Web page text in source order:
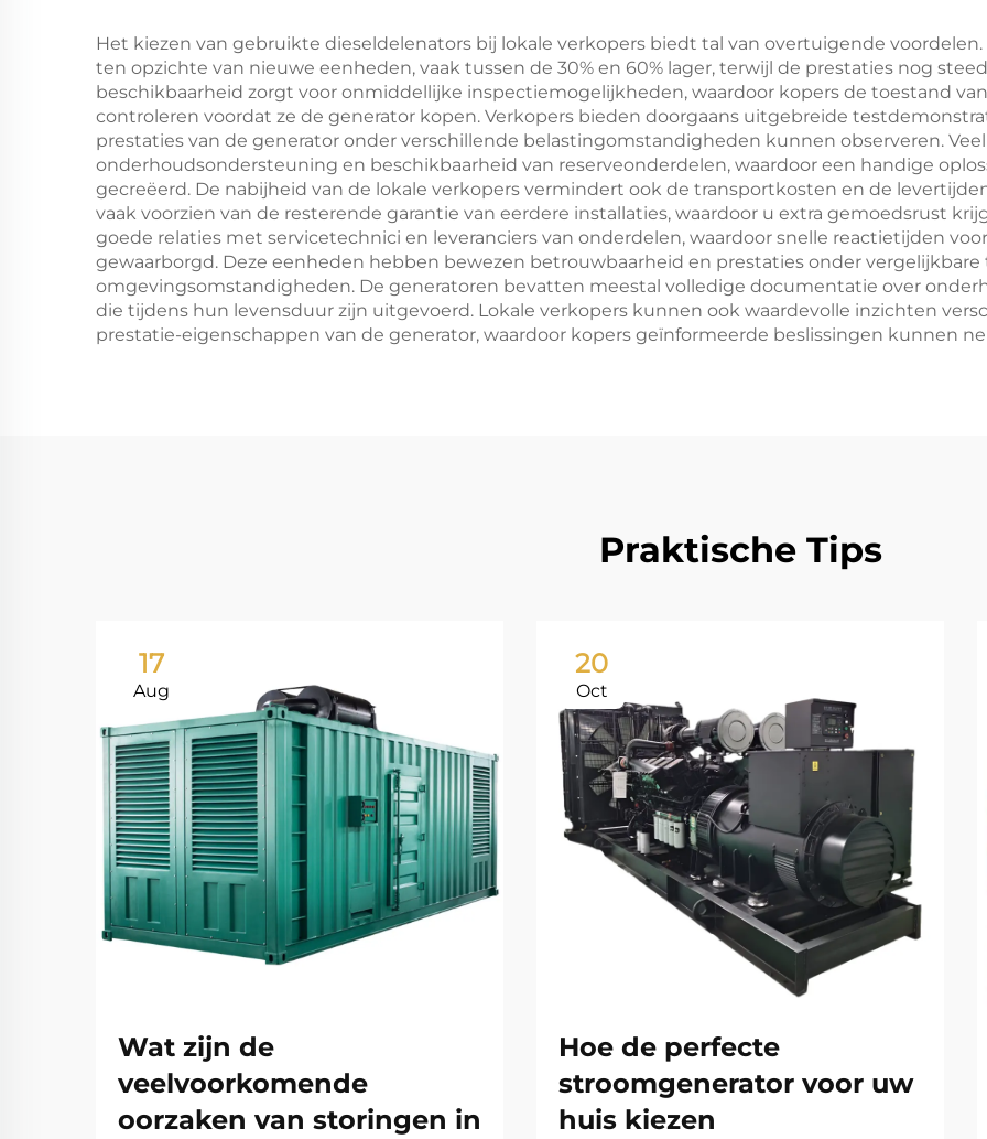
Het kiezen van gebruikte dieseldelenators bij lokale verkopers biedt tal van overtuigende
ten opzichte van nieuwe eenheden, vaak tussen de 30% en 60% lager, terwijl de prestaties nog
beschikbaarheid zorgt voor onmiddellijke inspectiemogelijkheden, waardoor kopers de toestand
controleren voordat ze de generator kopen. Verkopers bieden doorgaans uitgebreide
prestaties van de generator onder verschillende belastingomstandigheden kunnen observeren.
onderhoudsondersteuning en beschikbaarheid van reserveonderdelen, waardoor een handige
gecreëerd. De nabijheid van de lokale verkopers vermindert ook de transportkosten en de
vaak voorzien van de resterende garantie van eerdere installaties, waardoor u extra gemoedsrust
goede relaties met servicetechnici en leveranciers van onderdelen, waardoor snelle reactietijden
gewaarborgd. Deze eenheden hebben bewezen betrouwbaarheid en prestaties onder vergelijkbare
omgevingsomstandigheden. De generatoren bevatten meestal volledige documentatie over
die tijdens hun levensduur zijn uitgevoerd. Lokale verkopers kunnen ook waardevolle inzichten
prestatie-eigenschappen van de generator, waardoor kopers geïnformeerde beslissingen kunnen
Praktische Tips
17
Aug
Wat zijn de
veelvoorkomende
oorzaken van storingen in
20
Oct
Hoe de perfecte
stroomgenerator voor uw
huis kiezen